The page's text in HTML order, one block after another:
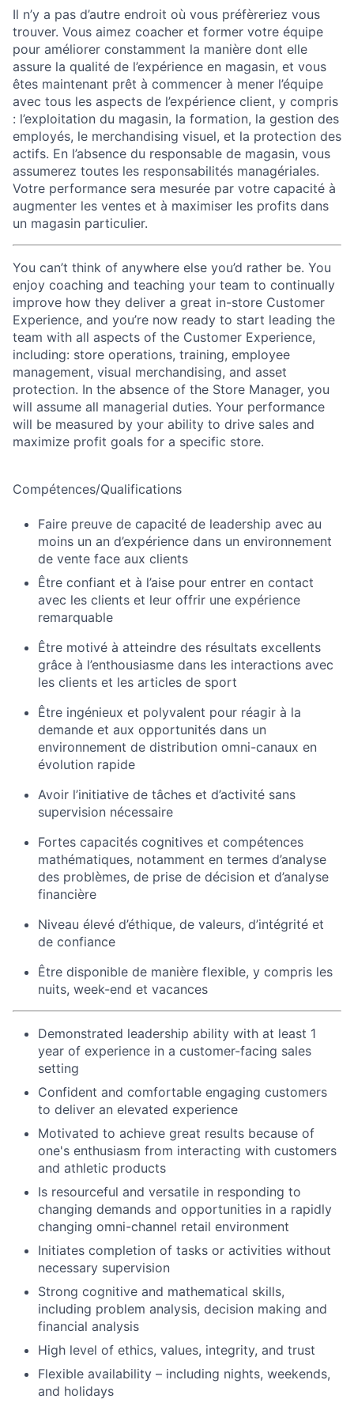
Il n’y a pas d’autre endroit où vous préfèreriez vous
trouver. Vous aimez coacher et former votre équipe
pour améliorer constamment la manière dont elle
assure la qualité de l’expérience en magasin, et vous
êtes maintenant prêt à commencer à mener l’équipe
avec tous les aspects de l’expérience client, y compris
: l’exploitation du magasin, la formation, la gestion des
employés, le merchandising visuel, et la protection des
actifs. En l’absence du responsable de magasin, vous
assumerez toutes les responsabilités managériales.
Votre performance sera mesurée par votre capacité à
augmenter les ventes et à maximiser les profits dans
un magasin particulier.
You can’t think of anywhere else you’d rather be. You
enjoy coaching and teaching your team to continually
improve how they deliver a great in-store Customer
Experience, and you’re now ready to start leading the
team with all aspects of the Customer Experience,
including: store operations, training, employee
management, visual merchandising, and asset
protection. In the absence of the Store Manager, you
will assume all managerial duties. Your performance
will be measured by your ability to drive sales and
maximize profit goals for a specific store.
Compétences/Qualifications
Faire preuve de capacité de leadership avec au
moins un an d’expérience dans un environnement
de vente face aux clients
Être confiant et à l’aise pour entrer en contact
avec les clients et leur offrir une expérience
remarquable
Être motivé à atteindre des résultats excellents
grâce à l’enthousiasme dans les interactions avec
les clients et les articles de sport
Être ingénieux et polyvalent pour réagir à la
demande et aux opportunités dans un
environnement de distribution omni-canaux en
évolution rapide
Avoir l’initiative de tâches et d’activité sans
supervision nécessaire
Fortes capacités cognitives et compétences
mathématiques, notamment en termes d’analyse
des problèmes, de prise de décision et d’analyse
financière
Niveau élevé d’éthique, de valeurs, d’intégrité et
de confiance
Être disponible de manière flexible, y compris les
nuits, week-end et vacances
Demonstrated leadership ability with at least 1
year of experience in a customer-facing sales
setting
Confident and comfortable engaging customers
to deliver an elevated experience
Motivated to achieve great results because of
one's enthusiasm from interacting with customers
and athletic products
Is resourceful and versatile in responding to
changing demands and opportunities in a rapidly
changing omni-channel retail environment
Initiates completion of tasks or activities without
necessary supervision
Strong cognitive and mathematical skills,
including problem analysis, decision making and
financial analysis
High level of ethics, values, integrity, and trust
Flexible availability – including nights, weekends,
and holidays